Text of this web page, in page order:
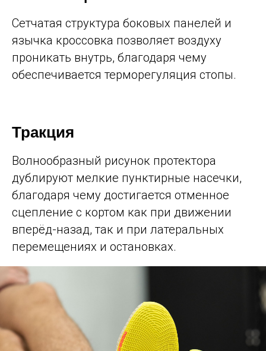
Сетчатая структура боковых панелей и
язычка кроссовка позволяет воздуху
проникать внутрь, благодаря чему
обеспечивается терморегуляция стопы.
Тракция
Волнообразный рисунок протектора
дублируют мелкие пунктирные насечки,
благодаря чему достигается отменное
сцепление с кортом как при движении
вперёд-назад, так и при латеральных
перемещениях и остановках.